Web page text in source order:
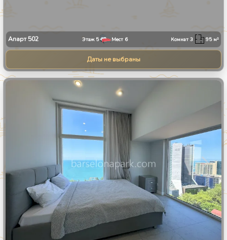
Апарт502 Этаж 5 Мест 6 Комнат3 95м²
Даты не выбраны
13